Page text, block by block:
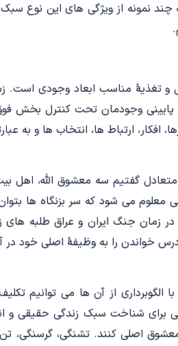
نمونه از ویژگی های این نوع
تغذیۀ مناسب ابعاد وجودی است.
وجودمان تحت کنترل بخش
افکار، ارتباط ها، انتخاب ها و به
گفتیم سه معشوق الله، اهل
معلوم می شود که سر بزنگاه ها
زمان جنگ ایران و عراق طلبه های
خواندن را به وظیفۀ اصلی خود
الگوبرداری از آن ها می توانیم
برای شناخت سبک زندگی حقیقی و
اصلی کنند. تشنگی، گرسنگی،